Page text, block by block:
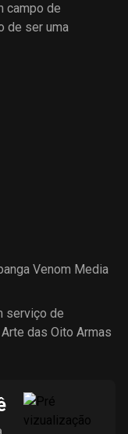
campo de
de ser uma
Venom Media
serviço de
das Oito Armas